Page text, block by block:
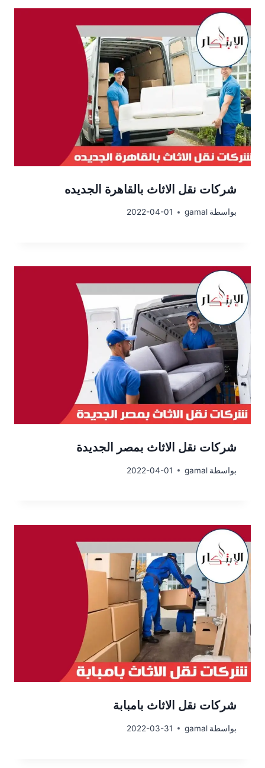
شركات نقل الاثاث بالقاهرة الجديده
بواسطة gamal
2022-04-01
شركات نقل الاثاث بمصر الجديدة
بواسطة gamal
2022-04-01
شركات نقل الاثاث بامبابة
بواسطة gamal
2022-03-31